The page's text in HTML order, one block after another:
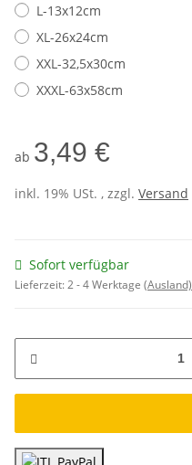
L-13x12cm
XL-26x24cm
XXL-32,5x30cm
XXXL-63x58cm
ab 3,49 €
inkl. 19% USt. , zzgl. Versand
Sofort verfügbar
Lieferzeit:2 - 4 Werktage (Ausland)